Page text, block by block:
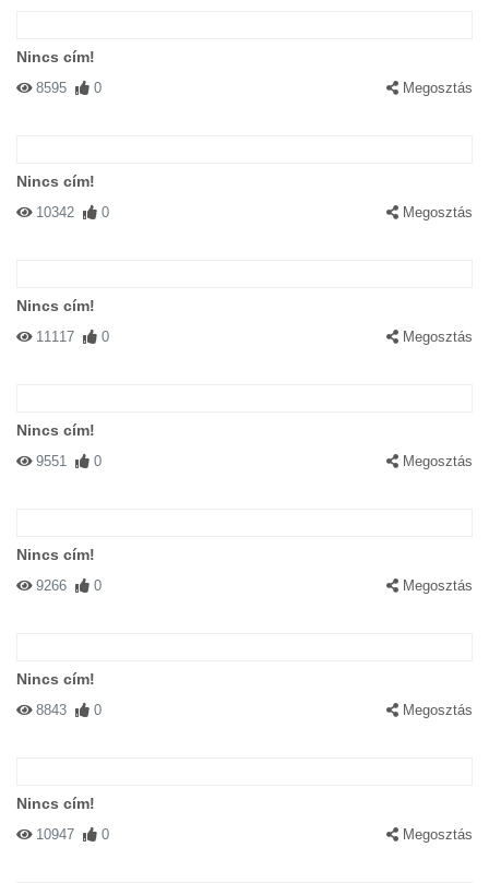
Nincs cím!
8595 0 Megosztás
Nincs cím!
10342 0 Megosztás
Nincs cím!
11117 0 Megosztás
Nincs cím!
9551 0 Megosztás
Nincs cím!
9266 0 Megosztás
Nincs cím!
8843 0 Megosztás
Nincs cím!
10947 0 Megosztás